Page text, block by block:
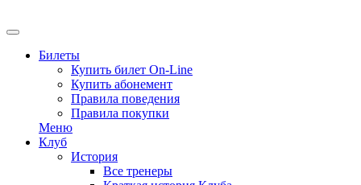
Билеты
Купить билет On-Line
Купить абонемент
Правила поведения
Правила покупки
Меню
Клуб
История
Все тренеры